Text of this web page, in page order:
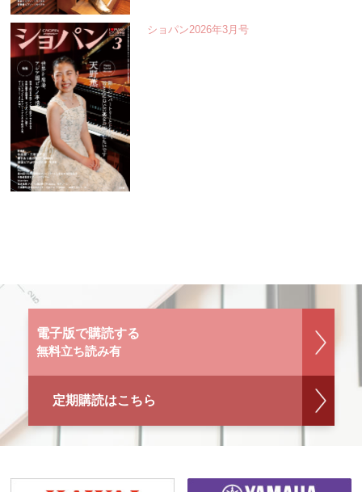
ショパン2026年3月号
電子版で購読する
無料立ち読み有
定期購読はこちら